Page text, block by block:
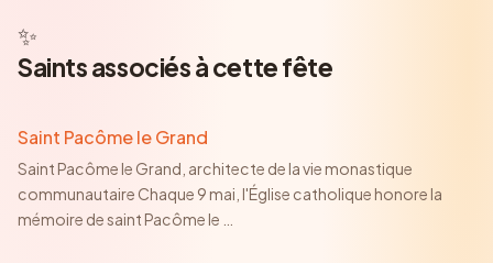
✨
Saints associés à cette fête
Saint Pacôme le Grand
Saint Pacôme le Grand, architecte de la vie monastique
communautaire Chaque 9 mai, l'Église catholique honore la
mémoire de saint Pacôme le